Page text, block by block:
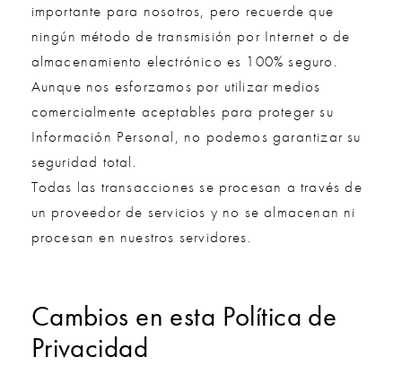
importante para nosotros, pero recuerde que
ningún método de transmisión por Internet o de
almacenamiento electrónico es 100% seguro.
Aunque nos esforzamos por utilizar medios
comercialmente aceptables para proteger su
Información Personal, no podemos garantizar su
seguridad total.
Todas las transacciones se procesan a través de
un proveedor de servicios y no se almacenan ni
procesan en nuestros servidores.
Cambios en esta Política de
Privacidad